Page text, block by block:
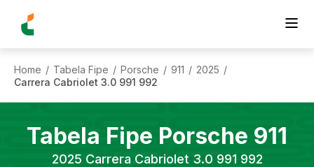
Home / Tabela Fipe / Porsche / 911 / 2025 /
Carrera Cabriolet 3.0 991 992
Tabela Fipe Porsche 911
2025 Carrera Cabriolet 3.0 991 992